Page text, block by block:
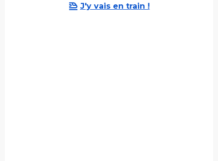
J'y vais en train !